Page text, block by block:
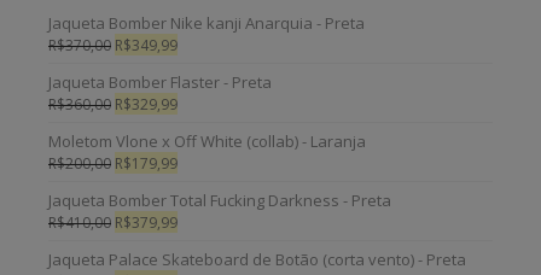
Jaqueta Bomber Nike kanji Anarquia - Preta
R$370,00 R$349,99
Jaqueta Bomber Flaster - Preta
R$360,00 R$329,99
Moletom Vlone x Off White (collab) - Laranja
R$200,00 R$179,99
Jaqueta Bomber Total Fucking Darkness - Preta
R$410,00 R$379,99
Jaqueta Palace Skateboard de Botão (corta vento) - Preta